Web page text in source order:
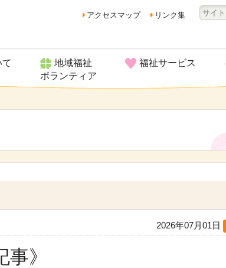
アクセスマップ リンク集
地域福祉
ボランティア
福祉サービス
2026年07月01日
》